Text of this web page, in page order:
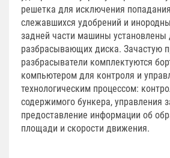
решетка для исключения
слежавшихся удобрений и
задней части машины установлены
разбрасывающих диска. Зачастую
разбрасыватели комплектуются
компьютером для контроля и
технологическим процессом:
содержимого бункера, управления
предоставление информации об
площади и скорости движения.